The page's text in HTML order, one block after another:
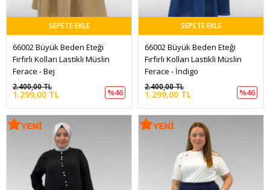
SEPETE EKLE
66002 Büyük Beden Eteği
Fırfırlı Kolları Lastikli Müslin
Ferace - Bej
1.299,00 TL
2.400,00 TL
%46
SEPETE EKLE
66002 Büyük Beden Eteği
Fırfırlı Kolları Lastikli Müslin
Ferace - İndigo
1.299,00 TL
2.400,00 TL
%46